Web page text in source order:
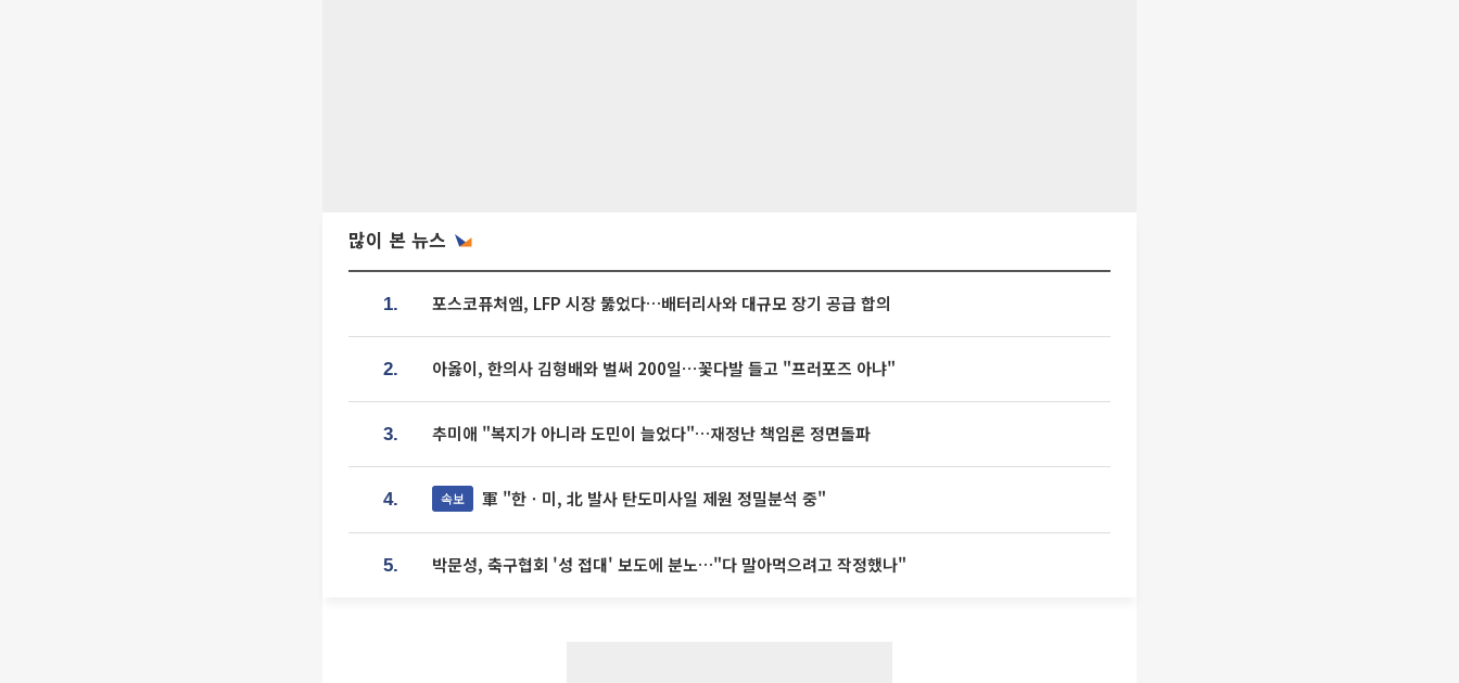
많이 본 뉴스
1. 포스코퓨처엠, LFP 시장 뚫었다…배터리사와 대규모 장기 공급 합의
2. 아옳이, 한의사 김형배와 벌써 200일⋯꽃다발 들고 "프러포즈 아냐"
3. 추미애 "복지가 아니라 도민이 늘었다"…재정난 책임론 정면돌파
4. 속보 軍 "한ㆍ미, 北 발사 탄도미사일 제원 정밀분석 중"
5. 박문성, 축구협회 '성 접대' 보도에 분노…"다 말아먹으려고 작정했나"